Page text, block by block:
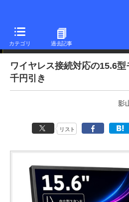
カテゴリ 過去記事
本日みつけたお買い得品
ワイヤレス接続対応の15.6
千円引き
影
リスト